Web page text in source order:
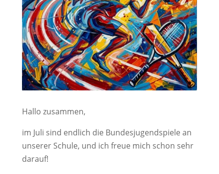
Hallo zusammen,
im Juli sind endlich die Bundesjugendspiele an
unserer Schule, und ich freue mich schon sehr
darauf!